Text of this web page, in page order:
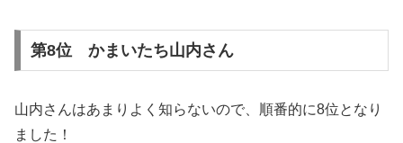
第8位 かまいたち山内さん
山内さんはあまりよく知らないので、順番的に8位となり
ました！